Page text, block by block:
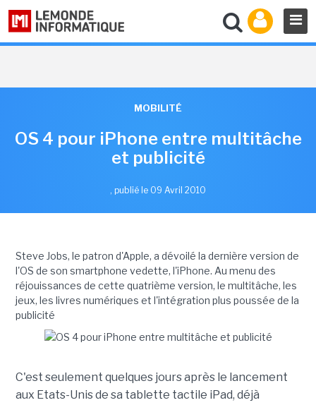
MOBILITÉ
OS 4 pour iPhone entre multitâche
et publicité
, publié le 09 Avril 2010
Steve Jobs, le patron d'Apple, a dévoilé la dernière version de
l'OS de son smartphone vedette, l'iPhone. Au menu des
réjouissances de cette quatrième version, le multitâche, les
jeux, les livres numériques et l'intégration plus poussée de la
publicité
C'est seulement quelques jours après le lancement
aux Etats-Unis de sa tablette tactile iPad, déjà